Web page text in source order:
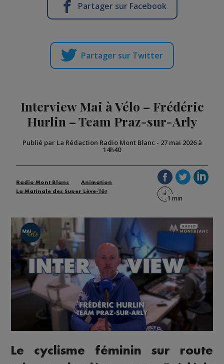
Partager sur Facebook
Partager sur Twitter
Interview Mai à Vélo – Frédéric
Hurlin – Team Praz-sur-Arly
Publié par La Rédaction Radio Mont Blanc - 27 mai 2026 à
14h40
Radio Mont Blanc
Animation
La Matinale des Super Lève-Tôt
Le cyclisme féminin sur route